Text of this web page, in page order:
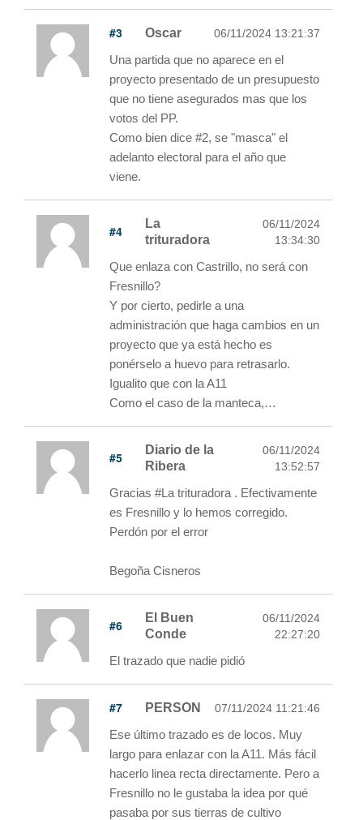
#3 Oscar 06/11/2024 13:21:37
Una partida que no aparece en el
proyecto presentado de un presupuesto
que no tiene asegurados mas que los
votos del PP.
Como bien dice #2, se "masca" el
adelanto electoral para el año que
viene.
#4
La
trituradora
06/11/2024
13:34:30
Que enlaza con Castrillo, no será con
Fresnillo?
Y por cierto, pedirle a una
administración que haga cambios en un
proyecto que ya está hecho es
ponérselo a huevo para retrasarlo.
Igualito que con la A11
Como el caso de la manteca,…
#5
Diario de la
Ribera
06/11/2024
13:52:57
Gracias #La trituradora . Efectivamente
es Fresnillo y lo hemos corregido.
Perdón por el error
Begoña Cisneros
#6
El Buen
Conde
06/11/2024
22:27:20
El trazado que nadie pidió
#7 PERSON 07/11/2024 11:21:46
Ese último trazado es de locos. Muy
largo para enlazar con la A11. Más fácil
hacerlo linea recta directamente. Pero a
Fresnillo no le gustaba la idea por qué
pasaba por sus tierras de cultivo